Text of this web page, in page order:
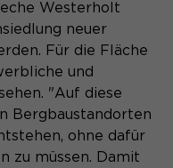
Westerholt
neuer
Für die Fläche
und
"Auf diese
Bergbaustandorten
ohne dafür
zu müssen. Damit